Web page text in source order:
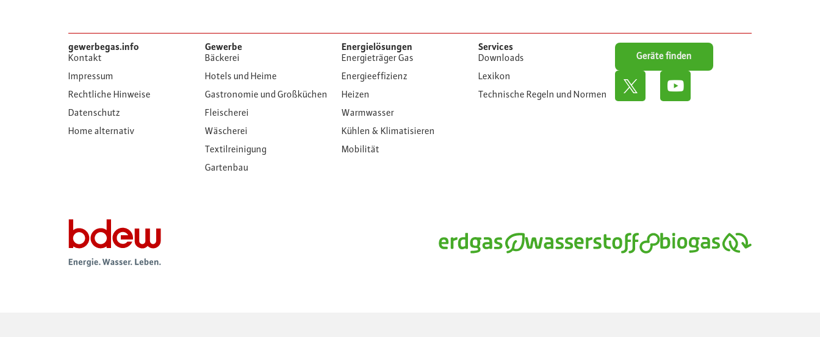
gewerbegas.info
Kontakt
Impressum
Rechtliche Hinweise
Datenschutz
Home alternativ
Gewerbe
Bäckerei
Hotels und Heime
Gastronomie und Großküchen
Fleischerei
Wäscherei
Textilreinigung
Gartenbau
Energielösungen
Energieträger Gas
Energieeffizienz
Heizen
Warmwasser
Kühlen & Klimatisieren
Mobilität
Services
Downloads
Lexikon
Technische Regeln und Normen
Geräte finden